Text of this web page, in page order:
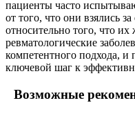
пациенты часто
от того, что они взялись
относительно того, что
ревматологические
компетентного подхода, и
ключевой шаг к
Возможные